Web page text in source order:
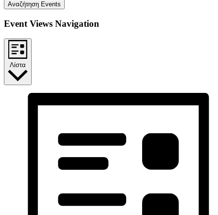
Αναζήτηση Events
Event Views Navigation
Λίστα